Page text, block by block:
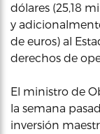
dólares (25,18
y
de euros) al
derechos de
El ministro de
la semana
inversión